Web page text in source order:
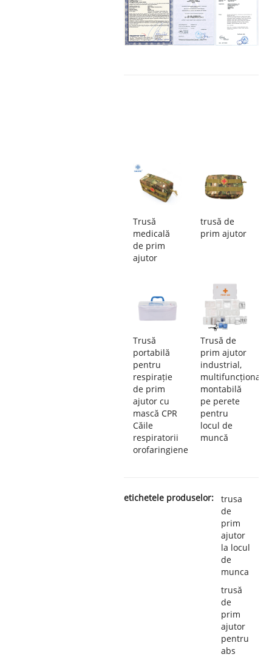
Trusă
medicală
de prim
ajutor
trusă de
prim ajutor
Trusă
portabilă
pentru
respirație
de prim
ajutor cu
mască CPR
Căile
respiratorii
orofaringiene
Trusă de
prim ajutor
industrial,
multifuncțională,
montabilă
pe perete
pentru
locul de
muncă
etichetele produselor:
trusa
de
prim
ajutor
la locul
de
munca
trusă
de
prim
ajutor
pentru
abs